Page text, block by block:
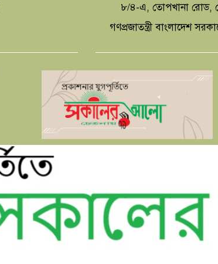
৮/৪-এ, তোপখানা রোড,
গণপ্রজাতন্ত্রী বাংলাদেশ